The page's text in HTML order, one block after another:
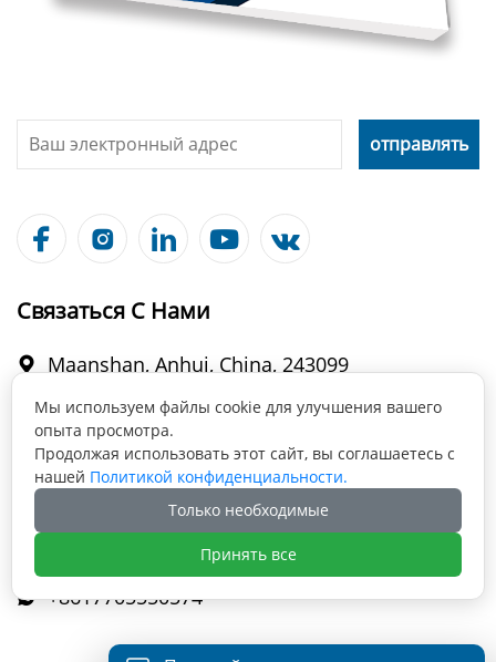
    
Связаться С Нами
 Maanshan, Anhui, China, 243099
 info@fabmax.cn
+86 177 0555 0574
 +8617705550574
Мы используем файлы cookie для улучшения вашего
опыта просмотра.
Продолжая использовать этот сайт, вы соглашаетесь с
нашей Политикой конфиденциальности.
Только необходимые
Принять все